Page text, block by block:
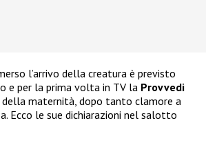
l’arrivo della creatura è previsto
e per la prima volta in TV la Provvedi
della maternità, dopo tanto clamore a
Ecco le sue dichiarazioni nel salotto